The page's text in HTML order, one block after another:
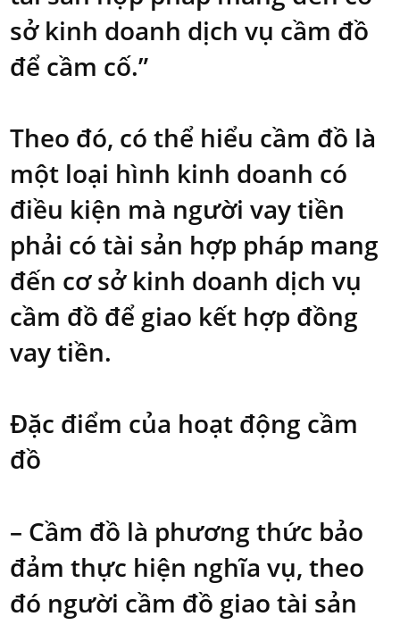
sở kinh doanh dịch vụ cầm đồ
để cầm cố.”
Theo đó, có thể hiểu cầm đồ là
một loại hình kinh doanh có
điều kiện mà người vay tiền
phải có tài sản hợp pháp mang
đến cơ sở kinh doanh dịch vụ
cầm đồ để giao kết hợp đồng
vay tiền.
Đặc điểm của hoạt động cầm
đồ
– Cầm đồ là phương thức bảo
đảm thực hiện nghĩa vụ, theo
đó người cầm đồ giao tài sản